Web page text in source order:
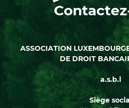
ASSOCIATION
DE DROIT
a.s.b.l
Siège